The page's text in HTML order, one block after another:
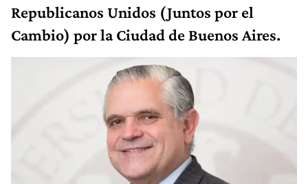
Republicanos Unidos (Juntos por el
Cambio) por la Ciudad de Buenos Aires.